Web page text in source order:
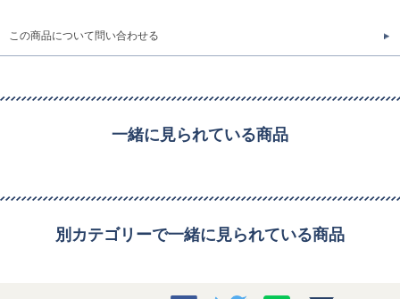
この商品について問い合わせる
一緒に見られている商品
別カテゴリーで一緒に見られている商品